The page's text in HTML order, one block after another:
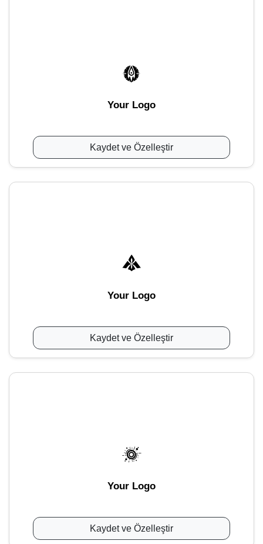
Your Logo
Kaydet ve Özelleştir
Your Logo
Kaydet ve Özelleştir
Your Logo
Kaydet ve Özelleştir